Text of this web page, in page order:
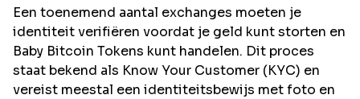
Een toenemend aantal exchanges moeten je
identiteit verifiëren voordat je geld kunt storten en
Baby Bitcoin Tokens kunt handelen. Dit proces
staat bekend als Know Your Customer (KYC) en
vereist meestal een identiteitsbewijs met foto en